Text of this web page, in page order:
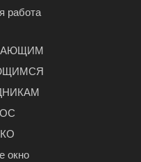
работа
окно